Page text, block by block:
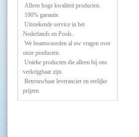
Alleen hoge kwaliteit producten.
100% garantie.
Uitstekende service in het
Nederlands en Pools.
We beantwoorden al uw vragen over
onze producten.
Unieke producten die alleen bij ons
verkrijgbaar zijn.
Betrouwbaar leverancier en eerlijke
prijzen.